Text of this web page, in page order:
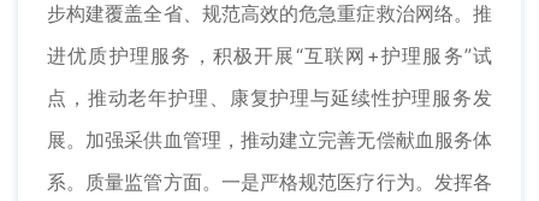
步构建覆盖全省、规范高效的危急重症救治网络。推
进优质护理服务，积极开展“互联网+护理服务”试
点，推动老年护理、康复护理与延续性护理服务发
展。加强采供血管理，推动建立完善无偿献血服务体
系。质量监管方面。一是严格规范医疗行为。发挥各